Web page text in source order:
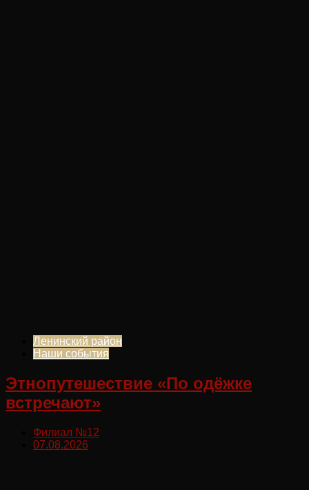
Ленинский район
Наши события
Этнопутешествие «По одёжке
встречают»
Филиал №12
07.08.2026